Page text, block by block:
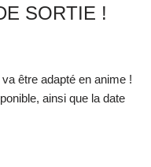
SORTIE !
être adapté en anime !
ainsi que la date